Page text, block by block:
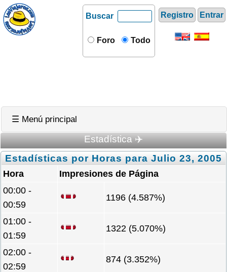
Registro Entrar
Buscar
Foro Todo
☰ Menú principal
Estadística ✈️
Estadísticas por Horas para Julio 23, 2005
Hora
Impresiones de Página
00:00 -
00:59
1196 (4.587%)
01:00 -
01:59
1322 (5.070%)
02:00 -
02:59
874 (3.352%)